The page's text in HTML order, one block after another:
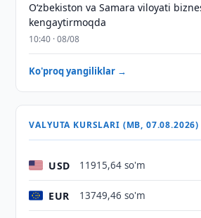
Oʻzbekiston va Samara viloyati
kengaytirmoqda
10:40 · 08/08
Ko'proq yangiliklar →
VALYUTA KURSLARI (MB, 07.08.2026)
USD 11915,64 so'm
EUR 13749,46 so'm